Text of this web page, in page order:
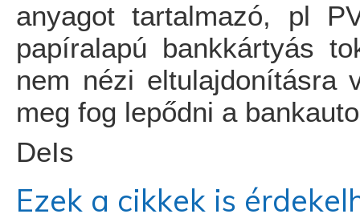
anyagot tartalmazó, pl
papíralapú bankkártyás
nem nézi eltulajdonításra
meg fog lepődni a
DeIs
Ezek a cikkek is